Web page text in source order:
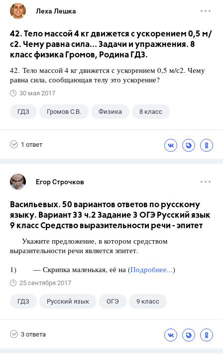
Леха Лешка
42. Тело массой 4 кг движется с ускорением 0,5 м/
с2. Чему равна сила... Задачи и упражнения. 8
класс физика Громов, Родина ГДЗ.
42. Тело массой 4 кг движется с ускорением 0,5 м/с2. Чему
равна сила, сообщающая телу это ускорение?
30 мая 2017
ГДЗ Громов С.В. Физика 8 класс
1 ответ
Егор Строчков
Васильевых. 50 вариантов ответов по русскому
языку. Вариант 33 ч.2 Задание 3 ОГЭ Русский язык
9 класс Средство выразительности речи - эпитет
Укажите предложение, в котором средством
выразительности речи является эпитет.
1) — Скрипка маленькая, её на (Подробнее...)
25 сентября 2017
ГДЗ Русский язык ОГЭ 9 класс
3 ответа